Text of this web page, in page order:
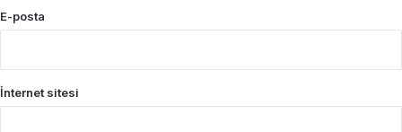
E-posta
İnternet sitesi